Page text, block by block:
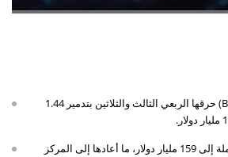
أتمت عملة بينانس (Binance) حرقها الربعي الثالث والثلاثين بتدمير 1.44
ارتفعت القيمة السوقية للعملة إلى 159 مليار دولار، ما أعادها إلى المركز